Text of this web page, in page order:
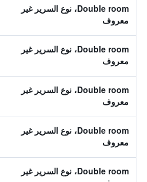
Double room، نوع السرير غير
معروف
Double room، نوع السرير غير
معروف
Double room، نوع السرير غير
معروف
Double room، نوع السرير غير
معروف
Double room، نوع السرير غير